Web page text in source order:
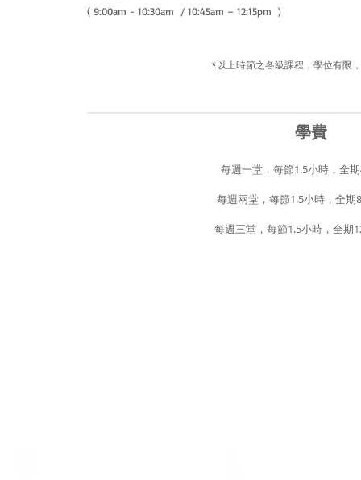
( 9:00am - 10:30am / 10:45am – 12:15pm )
*以上時節之各級課程，學位有限
學費
每週一堂，每節1.5小時，全
每週兩堂，每節1.5小時，全期
每週三堂，每節1.5小時，全期